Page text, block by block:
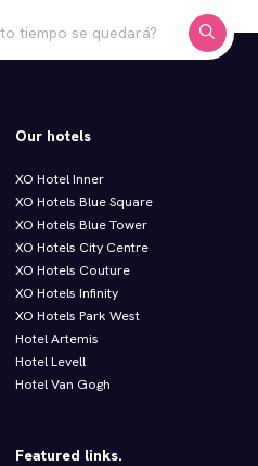
Our hotels
XO Hotel Inner
XO Hotels Blue Square
XO Hotels Blue Tower
XO Hotels City Centre
XO Hotels Couture
XO Hotels Infinity
XO Hotels Park West
Hotel Artemis
Hotel Levell
Hotel Van Gogh
Featured links.